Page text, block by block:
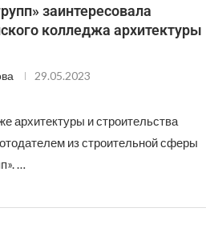
заинтересовала
колледжа архитектуры
29.05.2023
архитектуры и строительства
из строительной сферы
…